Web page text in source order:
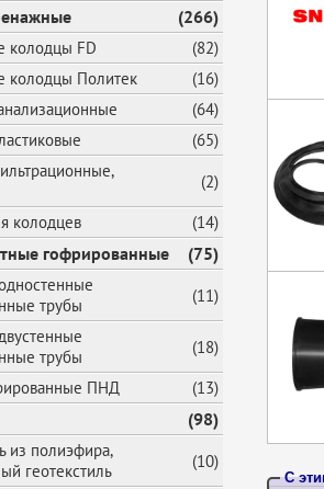
(266)
колодцы FD
(82)
колодцы Политек
(16)
(64)
(65)
(2)
колодцев
(14)
гофрированные (75)
трубы
(11)
трубы
(18)
ПНД
(13)
(98)
из полиэфира,
геотекстиль
(10)
С